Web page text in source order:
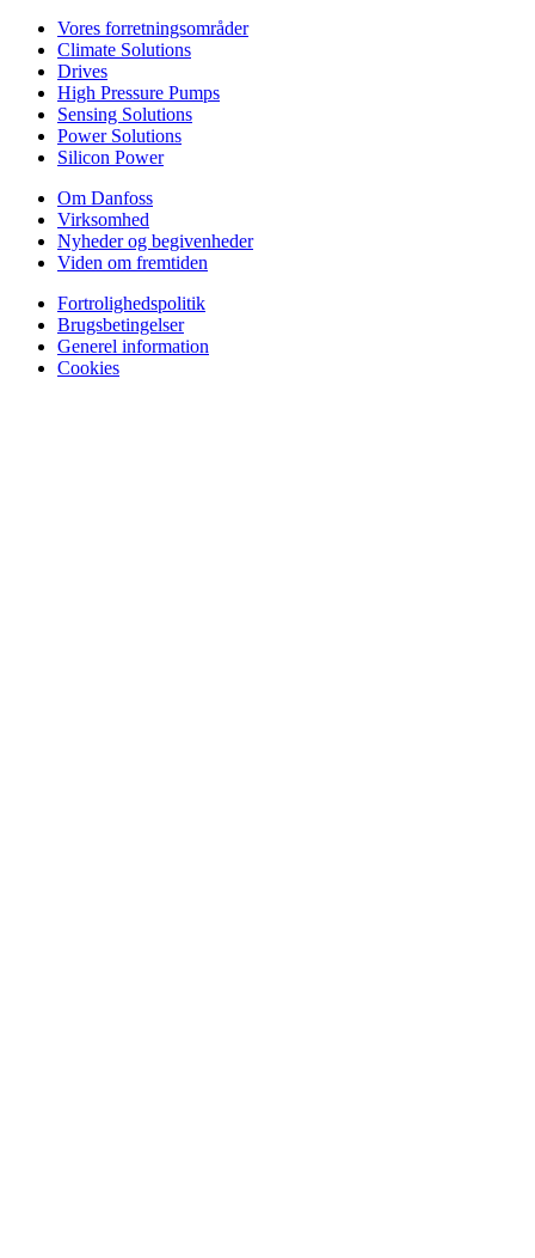
Vores forretningsområder
Climate Solutions
Drives
High Pressure Pumps
Sensing Solutions
Power Solutions
Silicon Power
Om Danfoss
Virksomhed
Nyheder og begivenheder
Viden om fremtiden
Fortrolighedspolitik
Brugsbetingelser
Generel information
Cookies